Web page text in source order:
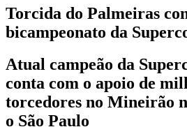
Torcida do Palmeiras
bicampeonato da
Atual campeão da
conta com o apoio de
torcedores no Mineirão
o São Paulo